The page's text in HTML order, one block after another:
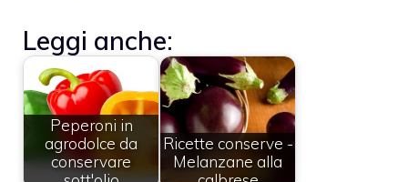
Leggi anche:
Peperoni in
agrodolce da
conservare
Ricette conserve -
Melanzane alla